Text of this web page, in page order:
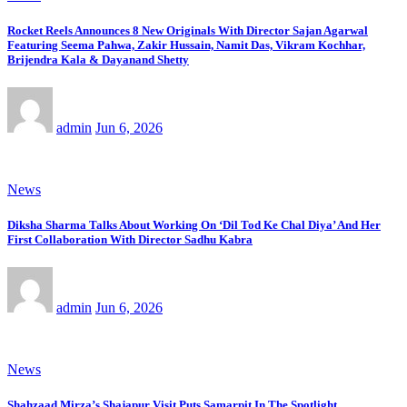
Rocket Reels Announces 8 New Originals With Director Sajan Agarwal
Featuring Seema Pahwa, Zakir Hussain, Namit Das, Vikram Kochhar,
Brijendra Kala & Dayanand Shetty
admin Jun 6, 2026
News
Diksha Sharma Talks About Working On ‘Dil Tod Ke Chal Diya’ And Her
First Collaboration With Director Sadhu Kabra
admin Jun 6, 2026
News